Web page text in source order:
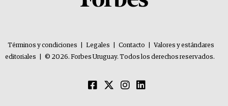
Términos y condiciones Legales Contacto
Valores y estándares
editoriales
© 2026. Forbes Uruguay. Todos los derechos reservados.